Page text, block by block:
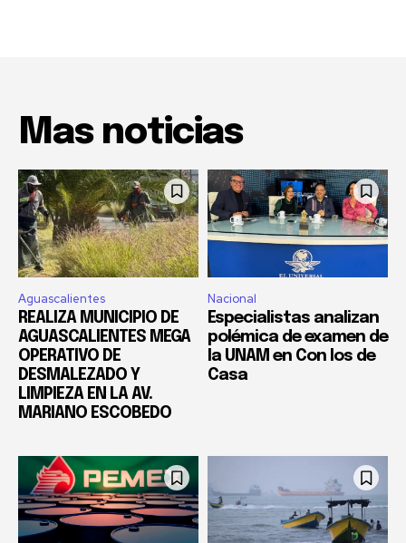
Mas noticias
Aguascalientes
REALIZA MUNICIPIO DE
AGUASCALIENTES MEGA
OPERATIVO DE
DESMALEZADO Y
LIMPIEZA EN LA AV.
MARIANO ESCOBEDO
Nacional
Especialistas analizan
polémica de examen de
la UNAM en Con los de
Casa